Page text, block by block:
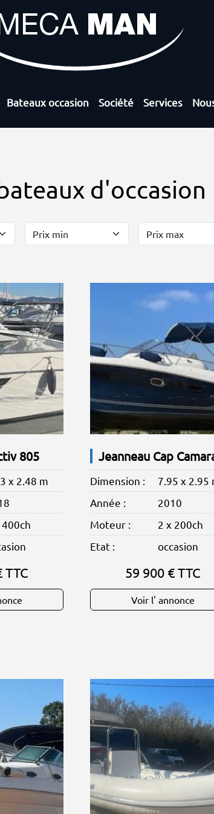
Bateaux occasion Société Services
d'occasion
805
x 2.48 m
400ch
TTC
Dimension :
7.95 x 2.95
Année :
2010
Moteur :
2 x 200ch
Etat :
occasion
59 900 € TTC
Voir l' annonce